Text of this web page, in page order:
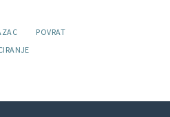
POVRAT